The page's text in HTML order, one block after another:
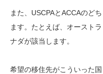
また、USCPAとACCAのど
ます。たとえば、オースト
ナダが該当します。
希望の移住先がこういった